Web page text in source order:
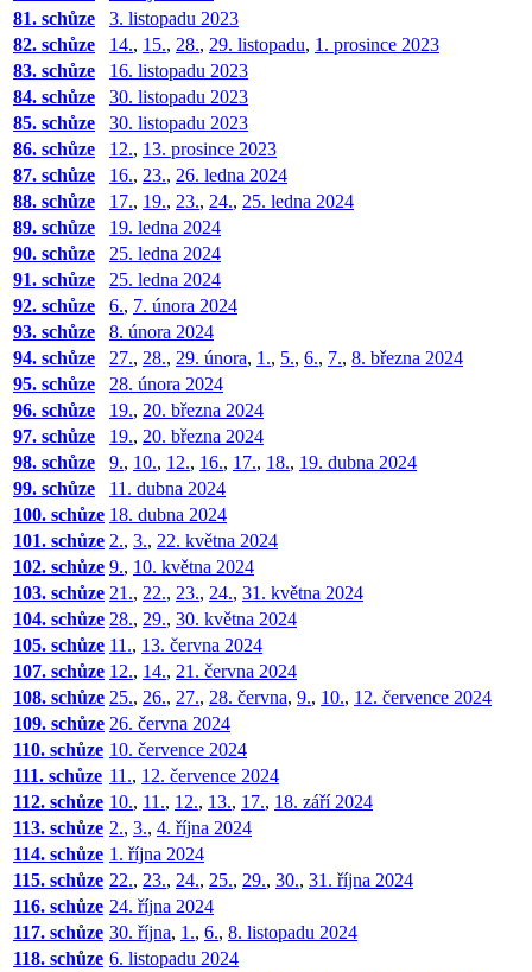
81. schůze
3. listopadu 2023
82. schůze
14., 15., 28., 29. listopadu, 1. prosince 2023
83. schůze
16. listopadu 2023
84. schůze
30. listopadu 2023
85. schůze
30. listopadu 2023
86. schůze
12., 13. prosince 2023
87. schůze
16., 23., 26. ledna 2024
88. schůze
17., 19., 23., 24., 25. ledna 2024
89. schůze
19. ledna 2024
90. schůze
25. ledna 2024
91. schůze
25. ledna 2024
92. schůze
6., 7. února 2024
93. schůze
8. února 2024
94. schůze
27., 28., 29. února, 1., 5., 6., 7., 8. března 2024
95. schůze
28. února 2024
96. schůze
19., 20. března 2024
97. schůze
19., 20. března 2024
98. schůze
9., 10., 12., 16., 17., 18., 19. dubna 2024
99. schůze
11. dubna 2024
100. schůze 18. dubna 2024
101. schůze 2., 3., 22. května 2024
102. schůze 9., 10. května 2024
103. schůze 21., 22., 23., 24., 31. května 2024
104. schůze 28., 29., 30. května 2024
105. schůze 11., 13. června 2024
107. schůze 12., 14., 21. června 2024
108. schůze 25., 26., 27., 28. června, 9., 10., 12. července 2024
109. schůze 26. června 2024
110. schůze 10. července 2024
111. schůze 11., 12. července 2024
112. schůze 10., 11., 12., 13., 17., 18. září 2024
113. schůze 2., 3., 4. října 2024
114. schůze 1. října 2024
115. schůze 22., 23., 24., 25., 29., 30., 31. října 2024
116. schůze 24. října 2024
117. schůze 30. října, 1., 6., 8. listopadu 2024
118. schůze 6. listopadu 2024